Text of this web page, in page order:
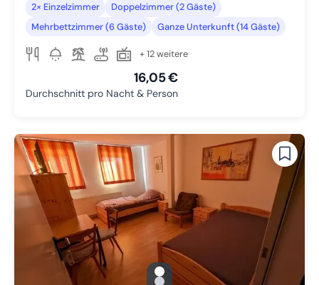
2× Einzelzimmer
Doppelzimmer (2 Gäste)
Mehrbettzimmer (6 Gäste)
Ganze Unterkunft (14 Gäste)
+ 12 weitere
16,05 €
Durchschnitt pro Nacht & Person
gallery.slide_selector